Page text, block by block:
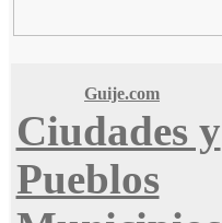
Guije.com
Ciudades y
Pueblos